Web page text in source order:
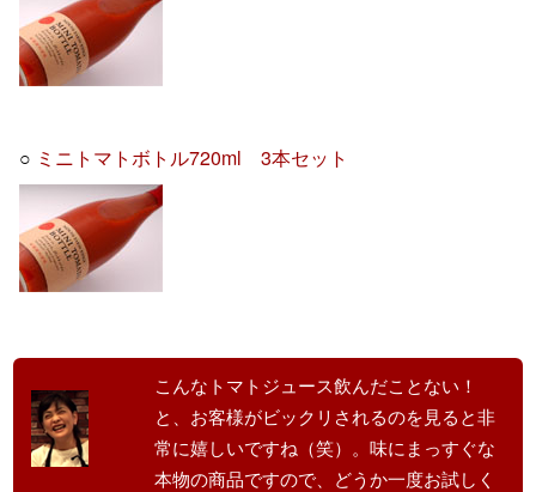
○ ミニトマトボトル720ml 3本セット
こんなトマトジュース飲んだことない！
と、お客様がビックリされるのを見ると非
常に嬉しいですね（笑）。味にまっすぐな
本物の商品ですので、どうか一度お試しく